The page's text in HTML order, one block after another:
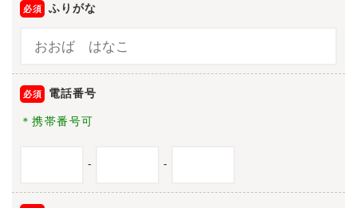
ふりがな
電話番号
＊携帯番号可
- -